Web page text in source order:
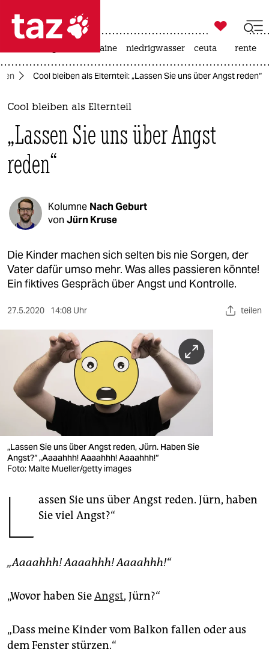
 taz zahl ich
taz zahl ich
themen
politik
öko
kultur
berlin
verlag
veranstaltungen
fragen & hilfe
unterstützen
abo
genossenschaft
epaper login

taz zahl ich
krieg in der ukraine niedrigwasser ceuta rente
Cool bleiben als Elternteil: „Lassen Sie uns über Angst reden“
Cool bleiben als Elternteil
„Lassen Sie uns über Angst
reden“
Kolumne Nach Geburt
von Jürn Kruse
Die Kinder machen sich selten bis nie Sorgen, der
Vater dafür umso mehr. Was alles passieren könnte!
Ein fiktives Gespräch über Angst und Kontrolle.
27.5.2020 14:08 Uhr teilen
„Lassen Sie uns über Angst reden, Jürn. Haben Sie
Angst?“​ „Aaaahhh! Aaaahhh! Aaaahhh!“​
Foto: Malte Mueller/getty images
L assen Sie uns über Angst reden. Jürn, haben
Sie viel Angst?“
„Aaaahhh! Aaaahhh! Aaaahhh!“
„Wovor haben SieAngst, Jürn?“
„Dass meine Kinder vom Balkon fallen oder aus
dem Fenster stürzen.“